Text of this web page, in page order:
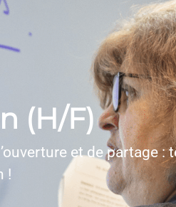
(H/F)
et de partage
!